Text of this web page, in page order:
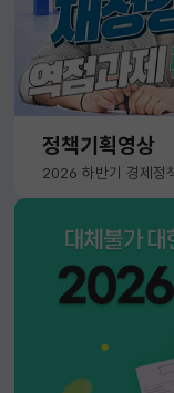
정책기획영상
2026 하반기 경제정